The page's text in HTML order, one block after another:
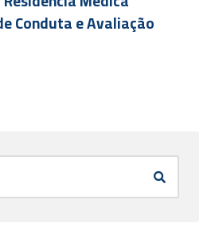
Conduta e Avaliação